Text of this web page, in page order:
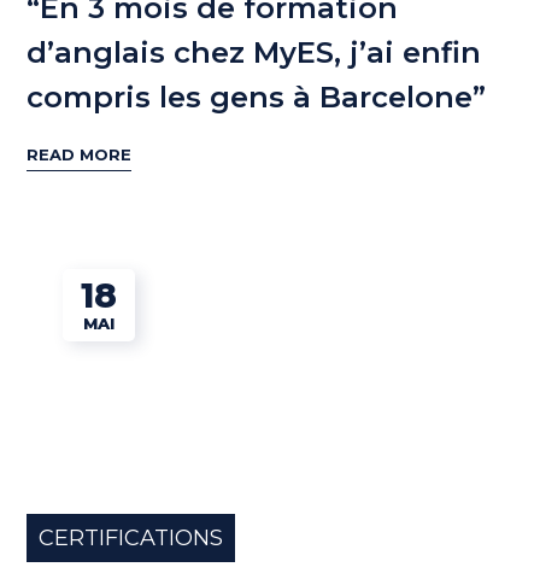
“En 3 mois de formation
d’anglais chez MyES, j’ai enfin
compris les gens à Barcelone”
READ MORE
18
MAI
CERTIFICATIONS